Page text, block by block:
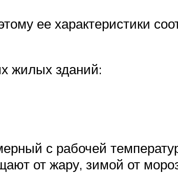
ее характеристики
жилых зданий:
с рабочей
от жару, зимой от